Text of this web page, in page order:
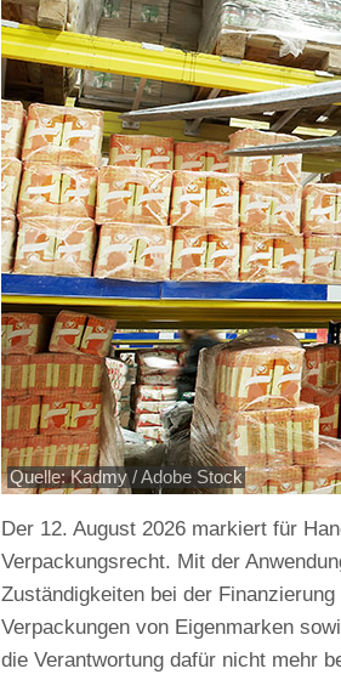
Quelle: Kadmy / Adobe Stock
Der 12. August 2026 markiert für
Verpackungsrecht. Mit der
Zuständigkeiten bei der
Verpackungen von Eigenmarken
die Verantwortung dafür nicht mehr